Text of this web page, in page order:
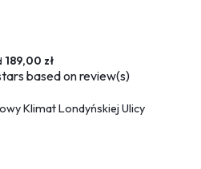
189,00 zł
based onreview(s)
Klimat Londyńskiej Ulicy